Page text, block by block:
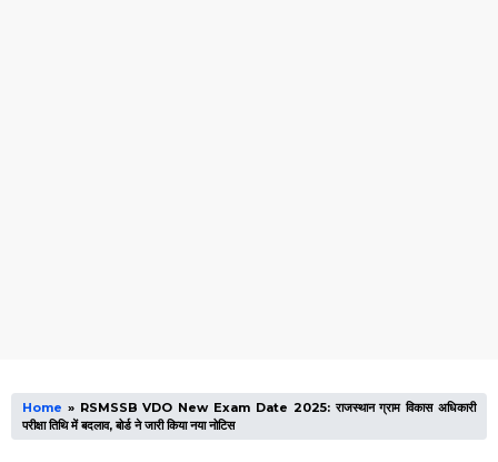
Home » RSMSSB VDO New Exam Date 2025: राजस्थान ग्राम विकास अधिकारी
परीक्षा तिथि में बदलाव, बोर्ड ने जारी किया नया नोटिस